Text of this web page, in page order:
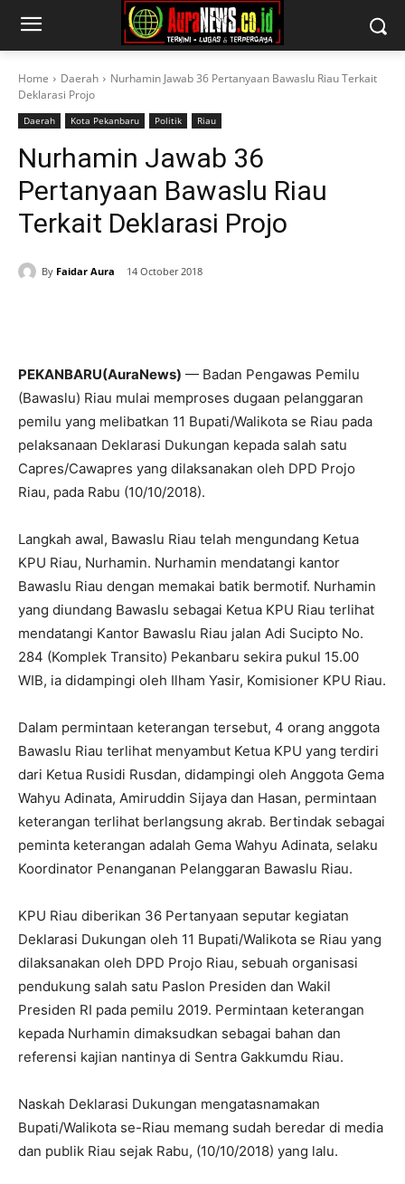
Home Daerah
Nurhamin Jawab 36 Pertanyaan Bawaslu Riau Terkait
Deklarasi Projo
Daerah Kota Pekanbaru Politik Riau
Nurhamin Jawab 36
Pertanyaan Bawaslu Riau
Terkait Deklarasi Projo
By Faidar Aura 14 October 2018
PEKANBARU(AuraNews) — Badan Pengawas Pemilu
(Bawaslu) Riau mulai memproses dugaan pelanggaran
pemilu yang melibatkan 11 Bupati/Walikota se Riau pada
pelaksanaan Deklarasi Dukungan kepada salah satu
Capres/Cawapres yang dilaksanakan oleh DPD Projo
Riau, pada Rabu (10/10/2018).
Langkah awal, Bawaslu Riau telah mengundang Ketua
KPU Riau, Nurhamin. Nurhamin mendatangi kantor
Bawaslu Riau dengan memakai batik bermotif. Nurhamin
yang diundang Bawaslu sebagai Ketua KPU Riau terlihat
mendatangi Kantor Bawaslu Riau jalan Adi Sucipto No.
284 (Komplek Transito) Pekanbaru sekira pukul 15.00
WIB, ia didampingi oleh Ilham Yasir, Komisioner KPU Riau.
Dalam permintaan keterangan tersebut, 4 orang anggota
Bawaslu Riau terlihat menyambut Ketua KPU yang terdiri
dari Ketua Rusidi Rusdan, didampingi oleh Anggota Gema
Wahyu Adinata, Amiruddin Sijaya dan Hasan, permintaan
keterangan terlihat berlangsung akrab. Bertindak sebagai
peminta keterangan adalah Gema Wahyu Adinata, selaku
Koordinator Penanganan Pelanggaran Bawaslu Riau.
KPU Riau diberikan 36 Pertanyaan seputar kegiatan
Deklarasi Dukungan oleh 11 Bupati/Walikota se Riau yang
dilaksanakan oleh DPD Projo Riau, sebuah organisasi
pendukung salah satu Paslon Presiden dan Wakil
Presiden RI pada pemilu 2019. Permintaan keterangan
kepada Nurhamin dimaksudkan sebagai bahan dan
referensi kajian nantinya di Sentra Gakkumdu Riau.
Naskah Deklarasi Dukungan mengatasnamakan
Bupati/Walikota se-Riau memang sudah beredar di media
dan publik Riau sejak Rabu, (10/10/2018) yang lalu.